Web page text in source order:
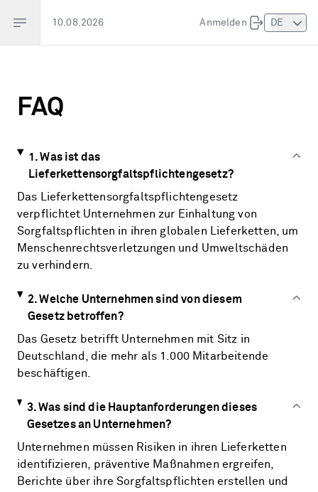
Open sidebar
10.08.2026 Anmelden DE
FAQ
1. Was ist das
Lieferkettensorgfaltspflichtengesetz?
Das Lieferkettensorgfaltspflichtengesetz
verpflichtet Unternehmen zur Einhaltung von
Sorgfaltspflichten in ihren globalen Lieferketten, um
Menschenrechtsverletzungen und Umweltschäden
zu verhindern.
2. Welche Unternehmen sind von diesem
Gesetz betroffen?
Das Gesetz betrifft Unternehmen mit Sitz in
Deutschland, die mehr als 1.000 Mitarbeitende
beschäftigen.
3. Was sind die Hauptanforderungen dieses
Gesetzes an Unternehmen?
Unternehmen müssen Risiken in ihren Lieferketten
identifizieren, präventive Maßnahmen ergreifen,
Berichte über ihre Sorgfaltspflichten erstellen und